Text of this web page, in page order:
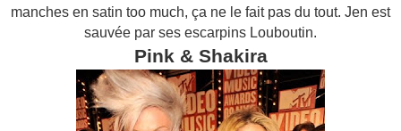
manches en satin too much, ça ne le fait pas du tout. Jen est
sauvée par ses escarpins Louboutin.
Pink & Shakira